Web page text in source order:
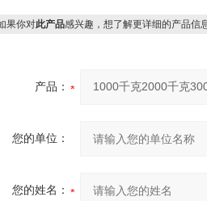
你对此产品感兴趣，想了解更详细的产品信
产品：
您的单位：
您的姓名：